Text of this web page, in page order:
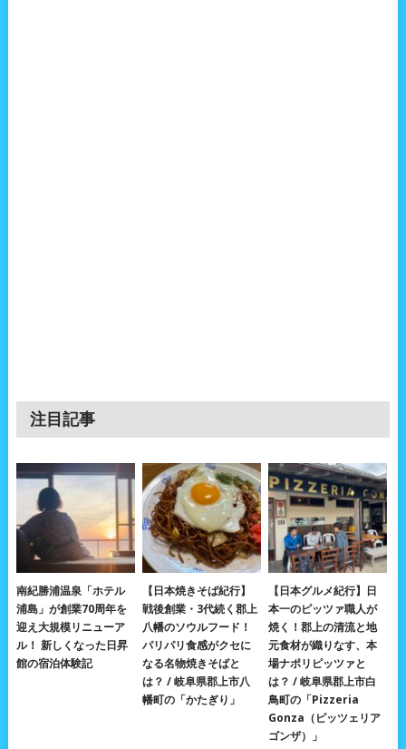
注目記事
南紀勝浦温泉「ホテル
浦島」が創業70周年を
迎え大規模リニューア
ル！ 新しくなった日昇
館の宿泊体験記
【日本焼きそば紀行】
戦後創業・3代続く郡上
八幡のソウルフード！
パリパリ食感がクセに
なる名物焼きそばと
は？ / 岐阜県郡上市八
幡町の「かたぎり」
【日本グルメ紀行】日
本一のピッツァ職人が
焼く！郡上の清流と地
元食材が織りなす、本
場ナポリピッツァと
は？ / 岐阜県郡上市白
鳥町の「Pizzeria
Gonza（ピッツェリア
ゴンザ）」